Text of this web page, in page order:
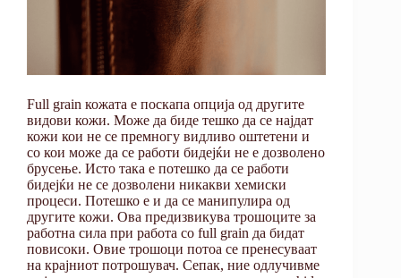
Full grain кожата е поскапа опција од другите
видови кожи. Може да биде тешко да се најдат
кожи кои не се премногу видливо оштетени и
со кои може да се работи бидејќи не е дозволено
брусење. Исто така е потешко да се работи
бидејќи не се дозволени никакви хемиски
процеси. Потешко е и да се манипулира од
другите кожи. Ова предизвикува трошоците за
работна сила при работа со full grain да бидат
повисоки. Овие трошоци потоа се пренесуваат
на крајниот потрошувач. Сепак, ние одлучивме